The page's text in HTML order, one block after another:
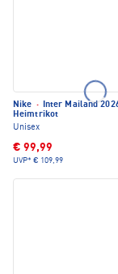
Nike · Inter Mailand
Heimtrikot
Unisex
€ 99,99
UVP* € 109,99